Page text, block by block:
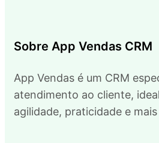
Sobre App Vendas CRM
App Vendas é um CRM
atendimento ao cliente,
agilidade, praticidade e